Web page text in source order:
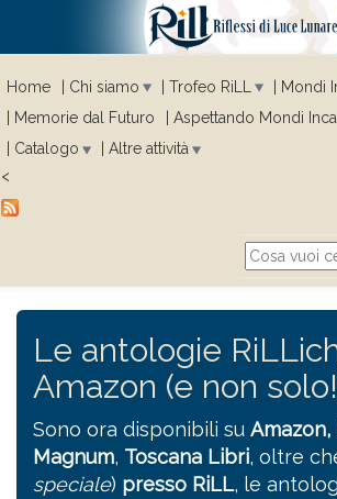
Home Chi siamo Trofeo RiLL
Mondi
Memorie dal Futuro
Aspettando Mondi
Catalogo
Altre attività
<
Cerca
Le antologie
Amazon (e non
Sono ora disponibili su Amazon,
Magnum, Toscana Libri, oltre
speciale) presso RiLL, le